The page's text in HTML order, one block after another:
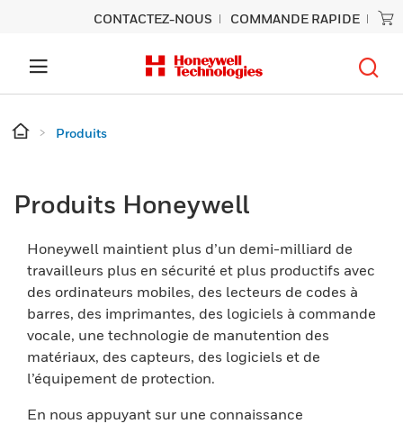
CONTACTEZ-NOUS COMMANDE RAPIDE
Produits
Produits Honeywell
Honeywell maintient plus d’un demi-milliard de
travailleurs plus en sécurité et plus productifs avec
des ordinateurs mobiles, des lecteurs de codes à
barres, des imprimantes, des logiciels à commande
vocale, une technologie de manutention des
matériaux, des capteurs, des logiciels et de
l’équipement de protection.
En nous appuyant sur une connaissance